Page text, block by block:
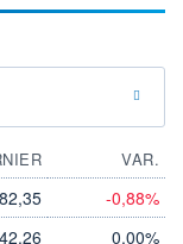
VAR.
82,35 -0,88%
0,00%